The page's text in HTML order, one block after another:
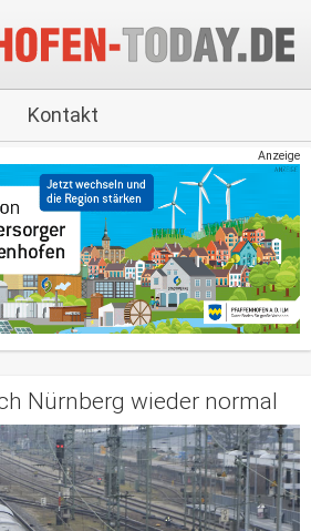
Kontakt
Anzeige
Nürnberg wieder normal